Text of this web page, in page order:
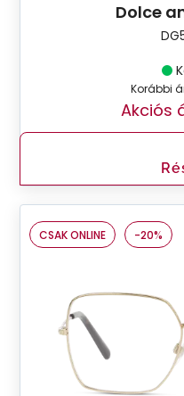
Dolce
Korábbi
Akciós
CSAK ONLINE -20%